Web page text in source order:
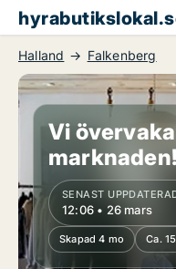
Halland Falkenberg
Vi
SENAST
12:06 • 26 mars
Skapad 4 mo Ca.